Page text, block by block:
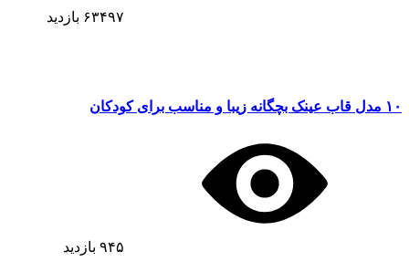
۶۳۴۹۷ بازدید
۱۰ مدل قاب عینک بچگانه زیبا و مناسب برای کودکان
۹۴۵ بازدید